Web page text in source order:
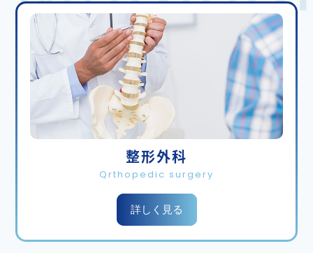
が猛威を振るっております。何卒体調が悪い方は窓
口でお声がけいただき
ますようお願いいたします
・マスク着用の徹底をお願い申し上げます。
2025.12.09 お知らせ
年末の診療予定と分散来院のお願い
先週あたりから朝の寒さが増し吐く息も白くなって
まいりました。乾燥してもおりますので皆様お体ご
自愛下さい。
整形外科
Qrthopedic surgery
詳しく見る